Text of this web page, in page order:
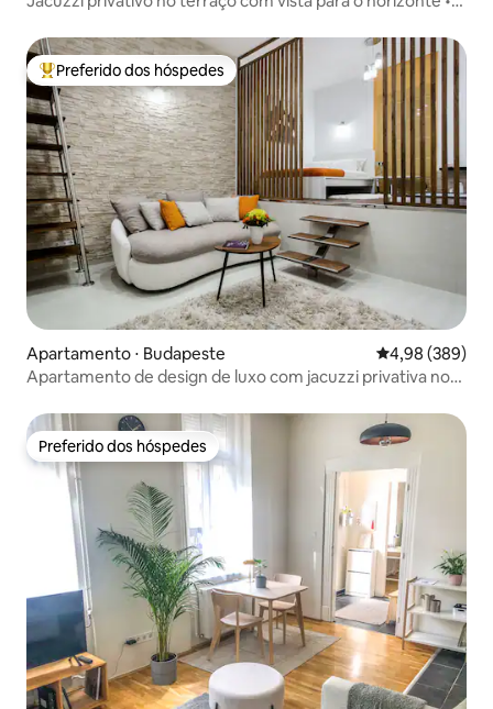
Entre os melhores preferidos dos hóspedes
Preferido dos hóspedes
Apartamento ⋅ Budapeste 4,98 de uma
4,98 (389)
Apartamento de design de luxo com jacuzzi privativa no
Preferido dos hóspedes
Preferido dos hóspedes